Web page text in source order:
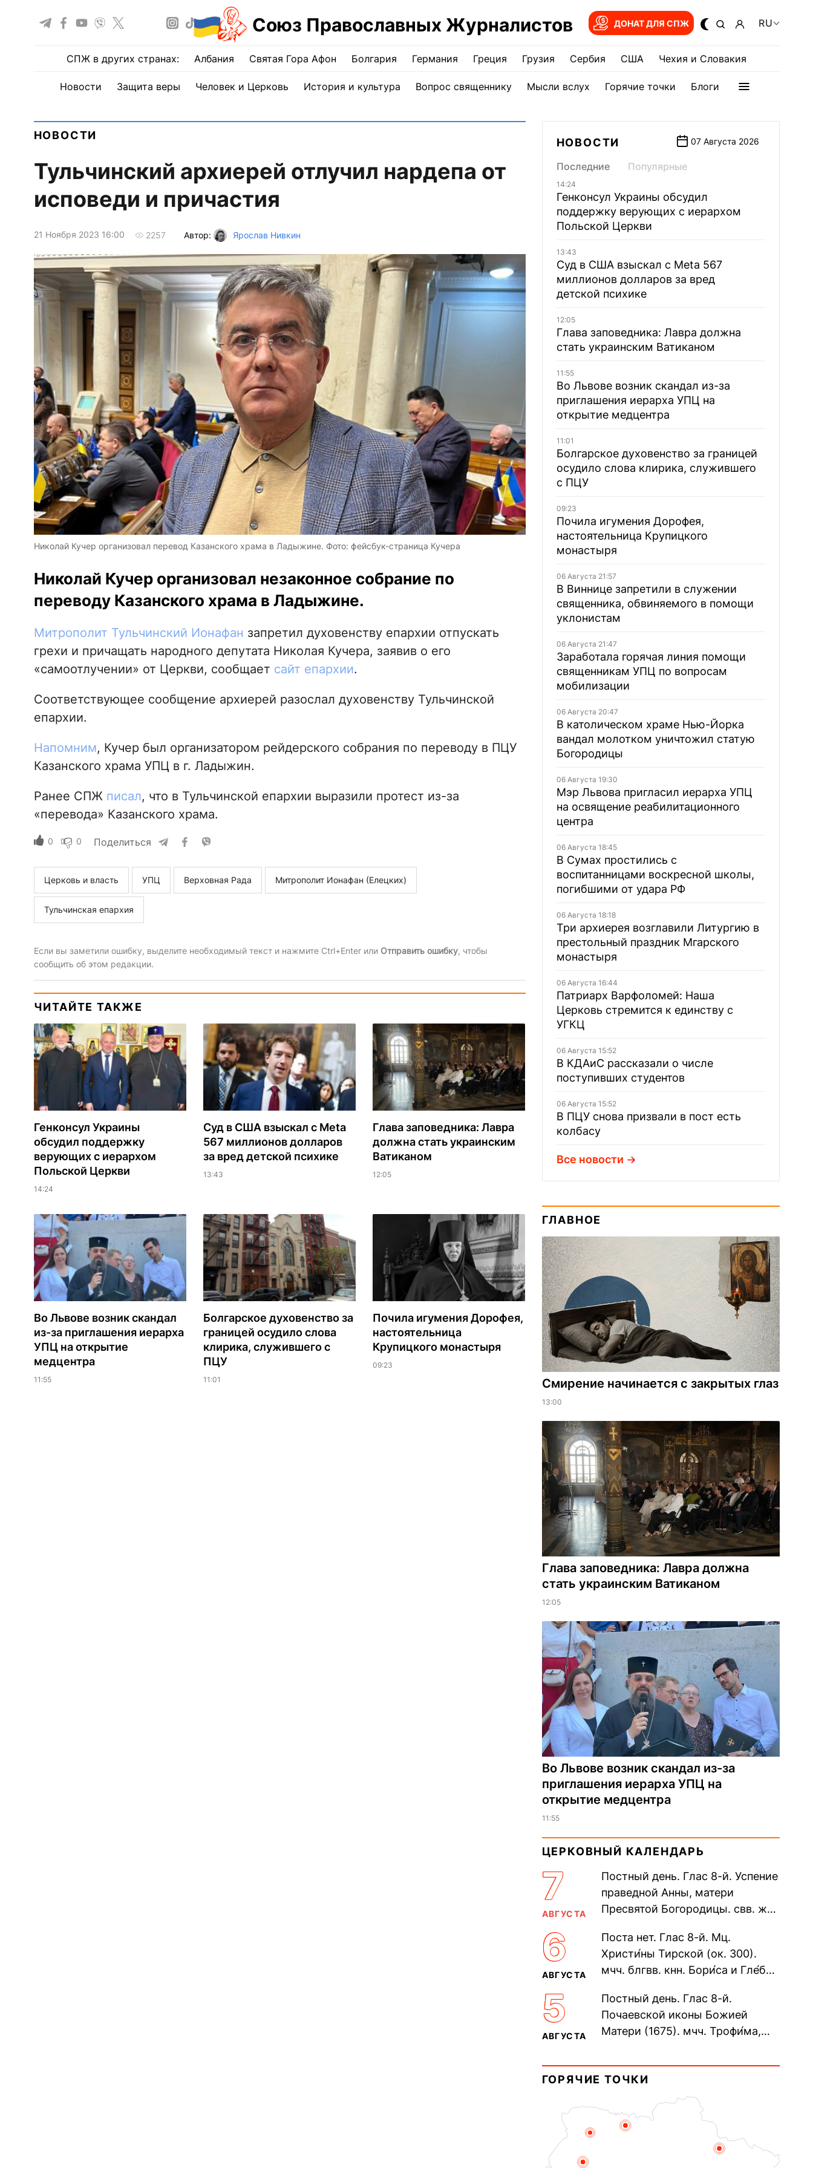
Союз Православных Журналистов ДОНАТ ДЛЯ СПЖ RU
СПЖ в других странах: Албания Святая Гора Афон Болгария Германия Греция Грузия Сербия США Чехия и Словакия
Новости Защита веры Человек и Церковь История и культура Вопрос священнику Мысли вслух Горячие точки Блоги
НОВОСТИ
Тульчинский архиерей отлучил нардепа от
исповеди и причастия
21 Ноября 2023 16:00 2257 Автор: Ярослав Нивкин
Николай Кучер организовал перевод Казанского храма в Ладыжине. Фото: фейсбук-страница Кучера
Николай Кучер организовал незаконное собрание по
переводу Казанского храма в Ладыжине.
Митрополит Тульчинский Ионафан запретил духовенству епархии отпускать
грехи и причащать народного депутата Николая Кучера, заявив о его
«самоотлучении» от Церкви, сообщает сайт епархии.
Соответствующее сообщение архиерей разослал духовенству Тульчинской
епархии.
Напомним, Кучер был организатором рейдерского собрания по переводу в ПЦУ
Казанского храма УПЦ в г. Ладыжин.
Ранее СПЖ писал, что в Тульчинской епархии выразили протест из-за
«перевода» Казанского храма.
0 0 Поделиться
Церковь и власть УПЦ Верховная Рада Митрополит Ионафан (Елецких)
Тульчинская епархия
Если вы заметили ошибку, выделите необходимый текст и нажмите Ctrl+Enter или Отправить ошибку, чтобы
сообщить об этом редакции.
ЧИТАЙТЕ ТАКЖЕ
Генконсул Украины
обсудил поддержку
верующих с иерархом
Польской Церкви
14:24
Суд в США взыскал с Meta
567 миллионов долларов
за вред детской психике
13:43
Глава заповедника: Лавра
должна стать украинским
Ватиканом
12:05
Во Львове возник скандал
из-за приглашения иерарха
УПЦ на открытие
медцентра
11:55
Болгарское духовенство за
границей осудило слова
клирика, служившего с
ПЦУ
11:01
Почила игумения Дорофея,
настоятельница
Крупицкого монастыря
09:23
НОВОСТИ 07 Августа 2026
Последние Популярные
14:24
Генконсул Украины обсудил
поддержку верующих с иерархом
Польской Церкви
13:43
Суд в США взыскал с Meta 567
миллионов долларов за вред
детской психике
12:05
Глава заповедника: Лавра должна
стать украинским Ватиканом
11:55
Во Львове возник скандал из-за
приглашения иерарха УПЦ на
открытие медцентра
11:01
Болгарское духовенство за границей
осудило слова клирика, служившего
с ПЦУ
09:23
Почила игумения Дорофея,
настоятельница Крупицкого
монастыря
06 Августа 21:57
В Виннице запретили в служении
священника, обвиняемого в помощи
уклонистам
06 Августа 21:47
Заработала горячая линия помощи
священникам УПЦ по вопросам
мобилизации
06 Августа 20:47
В католическом храме Нью-Йорка
вандал молотком уничтожил статую
Богородицы
06 Августа 19:30
Мэр Львова пригласил иерарха УПЦ
на освящение реабилитационного
центра
06 Августа 18:45
В Сумах простились с
воспитанницами воскресной школы,
погибшими от удара РФ
06 Августа 18:18
Три архиерея возглавили Литургию в
престольный праздник Мгарского
монастыря
06 Августа 16:44
Патриарх Варфоломей: Наша
Церковь стремится к единству с
УГКЦ
06 Августа 15:52
В КДАиС рассказали о числе
поступивших студентов
06 Августа 15:52
В ПЦУ снова призвали в пост есть
колбасу
Все новости
ГЛАВНОЕ
Смирение начинается с закрытых глаз
13:00
Глава заповедника: Лавра должна
стать украинским Ватиканом
12:05
Во Львове возник скандал из-за
приглашения иерарха УПЦ на
открытие медцентра
11:55
ЦЕРКОВНЫЙ КАЛЕНДАРЬ
7
АВГУСТА
Постный день. Глас 8-й. Успение
праведной Анны, матери
Пресвятой Богородицы. свв. жен
прп. Евпракси́и девы,...
6
АВГУСТА
Поста нет. Глас 8-й. Мц.
Христи́ны Тирской (ок. 300).
мчч. блгвв. кнн. Бори́са и Гле́ба,
Дави́да (1015). Прп....
5
АВГУСТА
Постный день. Глас 8-й.
Почаевской иконы Божией
Матери (1675). мчч. Трофи́ма,
мучеников (284–305). прав.
воина Фео́дора...
ГОРЯЧИЕ ТОЧКИ